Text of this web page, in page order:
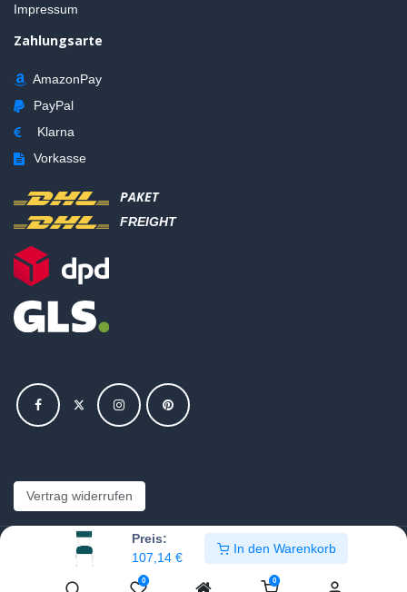
Preis:
107,14€
In den Warenkorb
0 0
Impressum
Zahlungsarte
AmazonPay
PayPal
Klarna
Vorkasse
PAKET
FREIGHT
Vertrag widerrufen
Copyright © Hajus AG - Alle Rechte vorbehalten
Bearbeite Einstellungen